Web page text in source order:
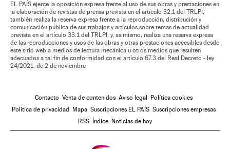
EL PAÍS ejerce la oposición expresa frente al uso de sus obras y prestaciones en
la elaboración de revistas de prensa prevista en el artículo 32.1 del TRLPI;
también realiza la reserva expresa frente a la reproducción, distribución y
comunicación pública de sus trabajos y artículos sobre temas de actualidad
prevista en el artículo 33.1 del TRLPI; y, asimismo, realiza una reserva expresa
de las reproducciones y usos de las obras y otras prestaciones accesibles desde
este sitio web a medios de lectura mecánica u otros medios que resulten
adecuados a tal fin de conformidad con el artículo 67.3 del Real Decreto - ley
24/2021, de 2 de noviembre
Contacto Venta de contenidos Aviso legal
Política cookies
Política de privacidad
Mapa Suscripciones EL PAÍS Suscripciones empresas
RSS
Índice Noticias de hoy